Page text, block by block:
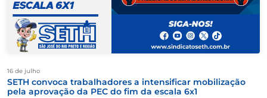
16 de julho
SETH convoca trabalhadores a intensificar mobilização
pela aprovação da PEC do fim da escala 6x1